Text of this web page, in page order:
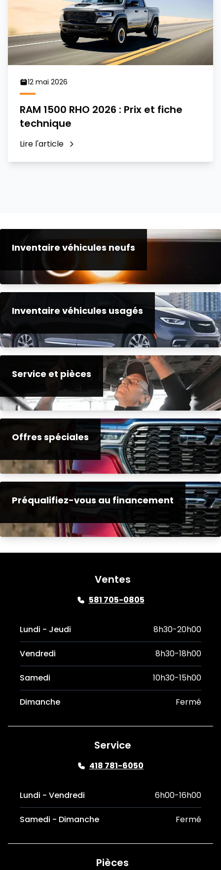
12 mai 2026
RAM 1500 RHO 2026 : Prix et fiche
technique
Lire l'article
Inventaire véhicules neufs
Inventaire véhicules usagés
Service et pièces
Offres spéciales
Préqualifiez-vous au financement
Ventes
581 705-0805
Lundi - Jeudi 8h30-20h00
Vendredi 8h30-18h00
Samedi 10h30-15h00
Dimanche Fermé
Service
418 781-6050
Lundi - Vendredi 6h00-16h00
Samedi - Dimanche Fermé
Pièces